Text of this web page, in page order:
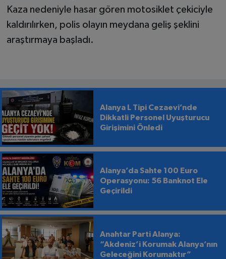
Kaza nedeniyle hasar gören motosiklet çekiciyle
kaldırılırken, polis olayın meydana geliş şeklini
araştırmaya başladı.
Alanya L Tipi Cezaevi’nde
Dikkatli Personel Uyuşturucu
Girişimini Önledi
Alanya’da Sahte 100 Euro
Operasyonu: 56 Banknot Ele
Geçirildi
Anahtar Parti Alanya:
“Akdeniz’i Korumak Alanya’nın
Geleceğini Korumaktır”